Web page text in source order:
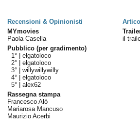
Recensioni & Opinionisti
MYmovies
Paola Casella
Pubblico (per gradimento)
1° | elgatoloco
2° | elgatoloco
3° | willywillywilly
4° | elgatoloco
5° | alex62
Rassegna stampa
Francesco Alò
Mariarosa Mancuso
Maurizio Acerbi
il